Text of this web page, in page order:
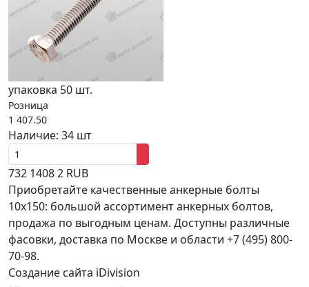
упаковка 50 шт.
Розница
1 407.50
Наличие: 34 шт
732 14082 RUB
Приобретайте качественные анкерные болты
10x150: большой ассортимент анкерных болтов,
продажа по выгодным ценам. Доступны различные
фасовки, доставка по Москве и области +7 (495) 800-
70-98.
Создание сайта iDivision